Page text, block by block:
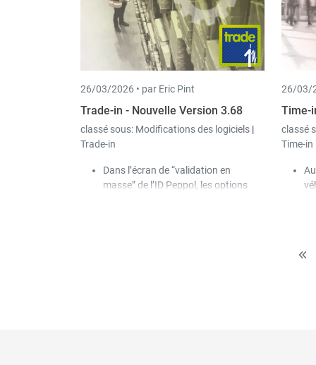
utilisé, même si la CNS ne verse
aucune contribution au salarié.
Ces jours de maladie ne sont
pris en compte ni pour le régime
des 77 jours ni pour celui des
également déclarée via la
DECMAL de la CCSS.
Heures refusées maladie »
dorénavant utilisé dans la saisie
journalière.
26/03/2026 • par Eric Pint
Trade-in - Nouvelle Version 3.68
classé sous: Modifications des logiciels |
Trade-in
Dans l’écran de “validation en
masse” de l’ID Peppol, les options
26/03/
Time-
classé
Time-in